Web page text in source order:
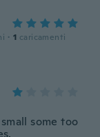
· 1 caricamenti
some too